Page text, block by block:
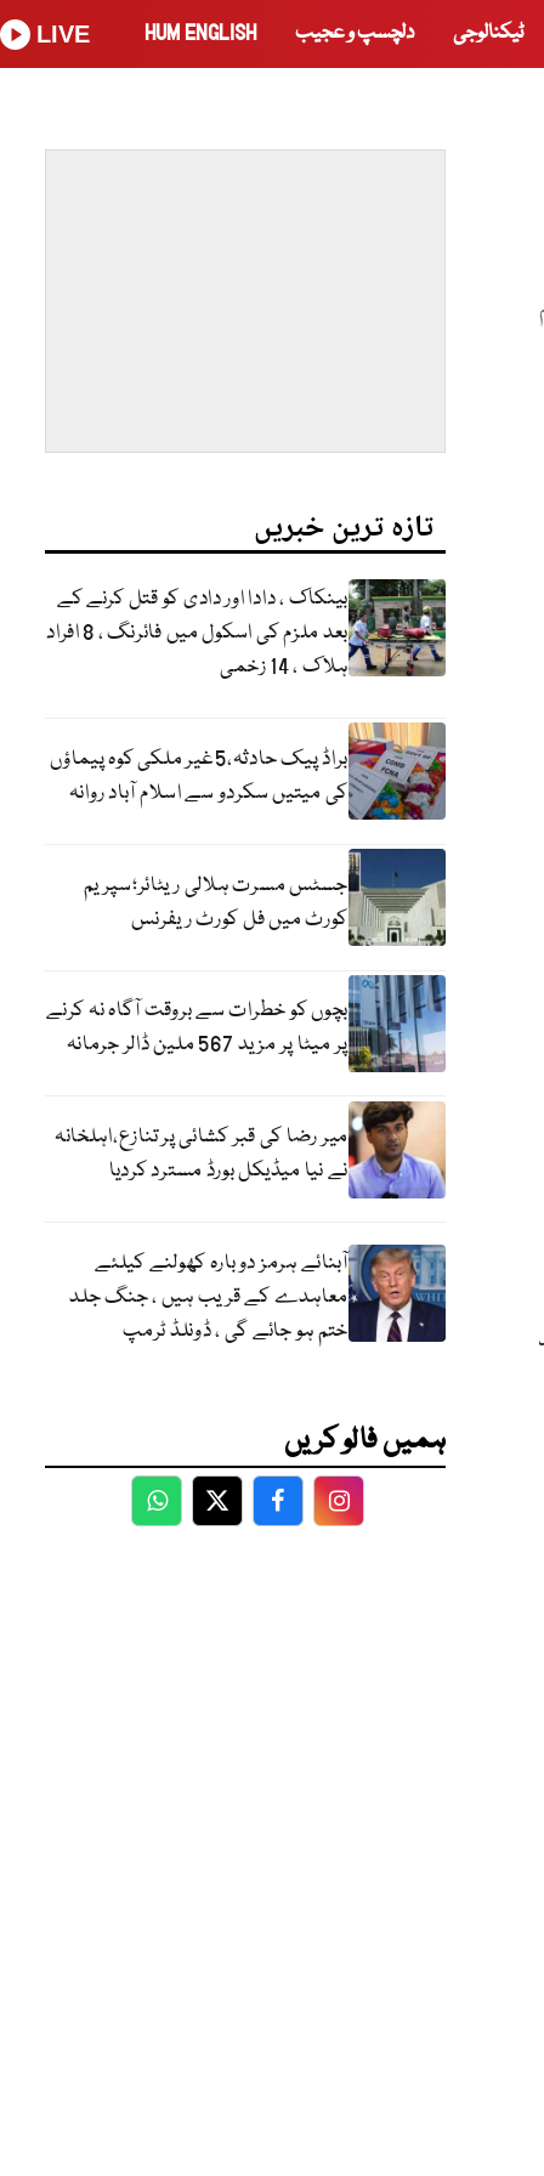
ٹیکنالوجی دلچسپ و عجیب HUM ENGLISH
LIVE
تازہ ترین خبریں
بینکاک ، دادا اور دادی کو قتل کرنے کے
بعد ملزم کی اسکول میں فائرنگ ، 8 افراد
ہلاک ، 14 زخمی
براڈ پیک حادثہ،5غیر ملکی کوہ پیماؤں
کی میتیں سکردو سے اسلام آباد روانہ
جسٹس مسرت ہلالی ریٹائر؛سپریم
کورٹ میں فل کورٹ ریفرنس
بچوں کو خطرات سے بروقت آگاہ نہ کرنے
پر میٹا پر مزید 567 ملین ڈالر جرمانہ
میر رضا کی قبر کشائی پر تنازع،اہلخانہ
نے نیا میڈیکل بورڈ مسترد کردیا
آبنائے ہرمز دوبارہ کھولنے کیلئے
معاہدے کے قریب ہیں ، جنگ جلد
ختم ہو جائے گی ، ڈونلڈ ٹرمپ
ہمیں فالو کریں
WhatsApp
TwitterFacebookFacebook